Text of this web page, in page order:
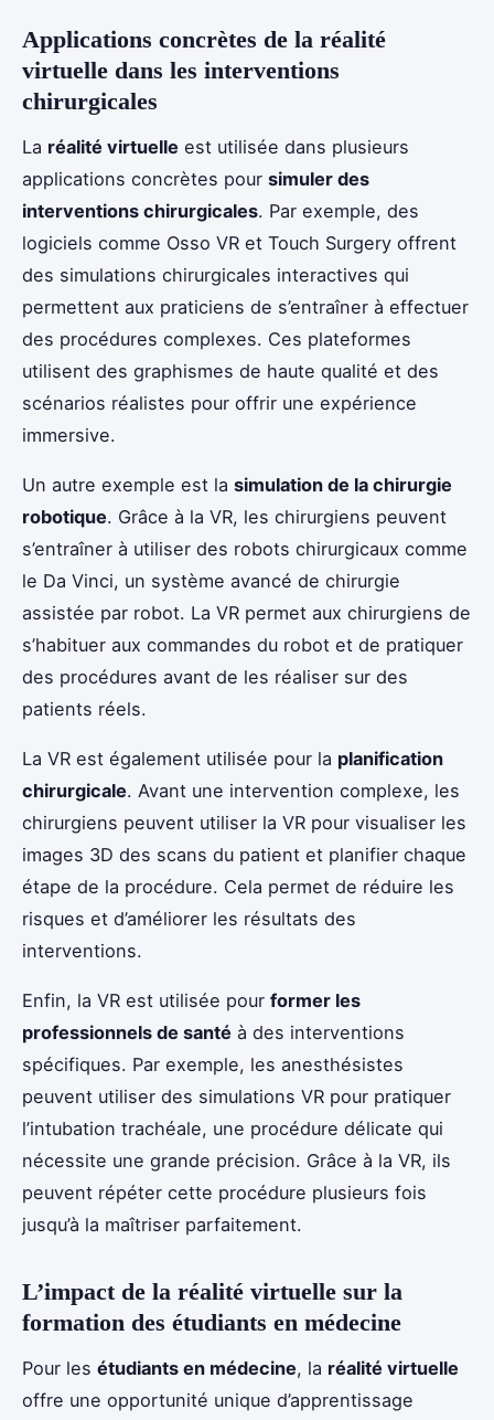
Applications concrètes de la réalité
virtuelle dans les interventions
chirurgicales
La réalité virtuelle est utilisée dans plusieurs
applications concrètes pour simuler des
interventions chirurgicales. Par exemple, des
logiciels comme Osso VR et Touch Surgery offrent
des simulations chirurgicales interactives qui
permettent aux praticiens de s’entraîner à effectuer
des procédures complexes. Ces plateformes
utilisent des graphismes de haute qualité et des
scénarios réalistes pour offrir une expérience
immersive.
Un autre exemple est la simulation de la chirurgie
robotique. Grâce à la VR, les chirurgiens peuvent
s’entraîner à utiliser des robots chirurgicaux comme
le Da Vinci, un système avancé de chirurgie
assistée par robot. La VR permet aux chirurgiens de
s’habituer aux commandes du robot et de pratiquer
des procédures avant de les réaliser sur des
patients réels.
La VR est également utilisée pour la planification
chirurgicale. Avant une intervention complexe, les
chirurgiens peuvent utiliser la VR pour visualiser les
images 3D des scans du patient et planifier chaque
étape de la procédure. Cela permet de réduire les
risques et d’améliorer les résultats des
interventions.
Enfin, la VR est utilisée pour former les
professionnels de santé à des interventions
spécifiques. Par exemple, les anesthésistes
peuvent utiliser des simulations VR pour pratiquer
l’intubation trachéale, une procédure délicate qui
nécessite une grande précision. Grâce à la VR, ils
peuvent répéter cette procédure plusieurs fois
jusqu’à la maîtriser parfaitement.
L’impact de la réalité virtuelle sur la
formation des étudiants en médecine
Pour les étudiants en médecine, la réalité virtuelle
offre une opportunité unique d’apprentissage